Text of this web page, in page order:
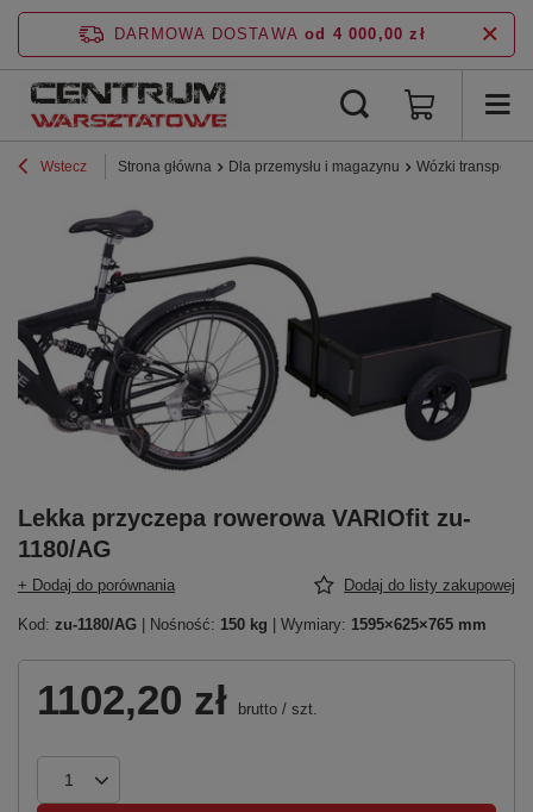
DARMOWA DOSTAWA od 4 000,00 zł
Wstecz Strona główna Dla przemysłu i magazynu Wózki
Lekka przyczepa rowerowa VARIOfit zu-
1180/AG
+ Dodaj do porównania Dodaj do listy zakupowej
Kod: zu-1180/AG | Nośność: 150 kg | Wymiary: 1595×625×765 mm
1102,20 zł brutto / szt.